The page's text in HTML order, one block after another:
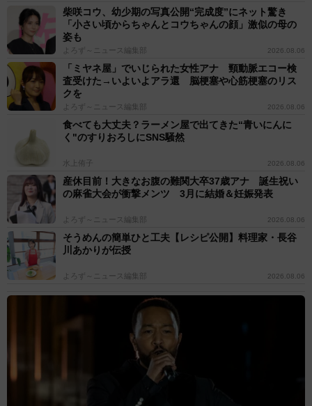
柴咲コウ、幼少期の写真公開“完成度”にネット驚き
「小さい頃からちゃんとコウちゃんの顔」激似の母の
姿も
よろず～ニュース編集部 2026.08.06
「ミヤネ屋」でいじられた女性アナ 頸動脈エコー検
査受けた→いよいよアラ還 脳梗塞や心筋梗塞のリス
クを
よろず～ニュース編集部 2026.08.06
食べても大丈夫？ラーメン屋で出てきた“青いにんに
く"のすりおろしにSNS騒然
水上侑子 2026.08.06
産休目前！大きなお腹の難関大卒37歳アナ 誕生祝い
の麻雀大会が衝撃メンツ 3月に結婚＆妊娠発表
よろず～ニュース編集部 2026.08.06
そうめんの簡単ひと工夫【レシピ公開】料理家・長谷
川あかりが伝授
よろず～ニュース編集部 2026.08.06